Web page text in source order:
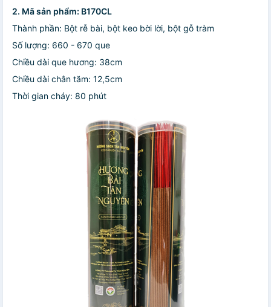
2. Mã sản phẩm: B170CL
Thành phần: Bột rễ bài, bột keo bời lời, bột gỗ tràm
Số lượng: 660 - 670 que
Chiều dài que hương: 38cm
Chiều dài chân tăm: 12,5cm
Thời gian cháy: 80 phút